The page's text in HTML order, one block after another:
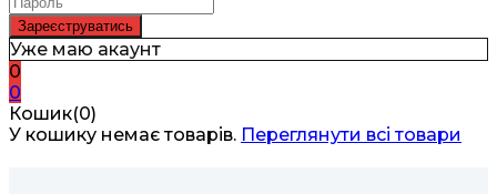
Уже маю акаунт
0
0
Кошик(0)
У кошику немає товарів. Переглянути всі товари